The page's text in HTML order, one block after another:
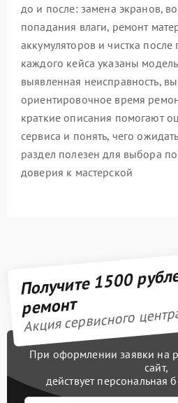
до и после: замена экранов,
попадания влаги, ремонт
аккумуляторов и чистка после
каждого кейса указаны модель
выявленная неисправность,
ориентировочное время
краткие описания помогают
сервиса и понять, чего
раздел полезен для выбора
доверия к мастерской
Получите 1500
ремонт
Акция сервисного
При оформлении заявки на
сайт,
действует персональная